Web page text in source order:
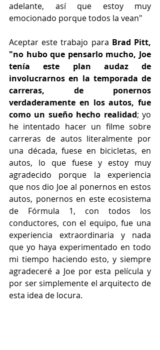
adelante, así que estoy muy
emocionado porque todos la vean"
Aceptar este trabajo para Brad Pitt,
"no hubo que pensarlo mucho, Joe
tenía este plan audaz de
involucrarnos en la temporada de
carreras, de ponernos
verdaderamente en los autos, fue
como un sueño hecho realidad; yo
he intentado hacer un filme sobre
carreras de autos literalmente por
una década, fuese en bicicletas, en
autos, lo que fuese y estoy muy
agradecido porque la experiencia
que nos dio Joe al ponernos en estos
autos, ponernos en este ecosistema
de Fórmula 1, con todos los
conductores, con el equipo, fue una
experiencia extraordinaria y nada
que yo haya experimentado en todo
mi tiempo haciendo esto, y siempre
agradeceré a Joe por esta película y
por ser simplemente el arquitecto de
esta idea de locura.